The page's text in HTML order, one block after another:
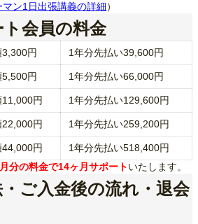
マン1日出張講義の詳細）
会員の料金
3,300円 1年分先払い39,600円
5,500円 1年分先払い66,000円
11,000円 1年分先払い129,600円
22,000円 1年分先払い259,200円
44,000円
1年分先払い518,400円
分の料金で14ヶ月サポートいたします。
ご入金後の流れ・退会